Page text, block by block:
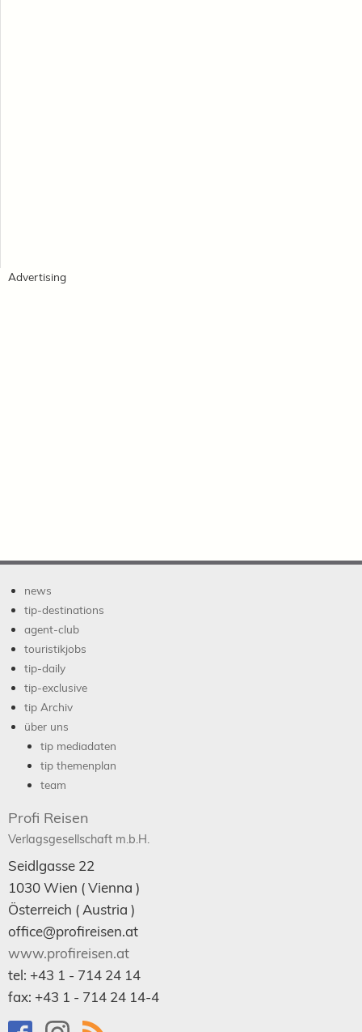
Advertising
news
tip-destinations
agent-club
touristikjobs
tip-daily
tip-exclusive
tip Archiv
über uns
tip mediadaten
tip themenplan
team
Profi Reisen
Verlagsgesellschaft m.b.H.
Seidlgasse 22
1030Wien ( Vienna )
Österreich ( Austria )
office@profireisen.at
www.profireisen.at
tel: +43 1 - 714 24 14
fax: +43 1 - 714 24 14-4